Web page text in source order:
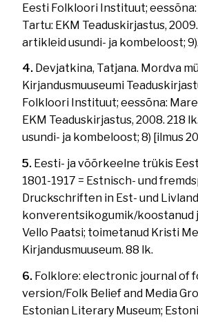
Eesti Folkloori Instituut; eessõna:
Tartu: EKM Teaduskirjastus,
artikleid usundi- ja kombeloost; 9).
4. Devjatkina, Tatjana. Mordva
Kirjandusmuuseumi
Folkloori Instituut; eessõna:
EKM Teaduskirjastus, 2008. 218
usundi- ja kombeloost; 8) [ilmus
5. Eesti- ja võõrkeelne trükis
1801-1917 = Estnisch- und
Druckschriften in Est- und
konverentsikogumik/koostanud
Vello Paatsi; toimetanud Kristi
Kirjandusmuuseum. 88 lk.
6. Folklore: electronic journal of
version/Folk Belief and Media
Estonian Literary Museum;